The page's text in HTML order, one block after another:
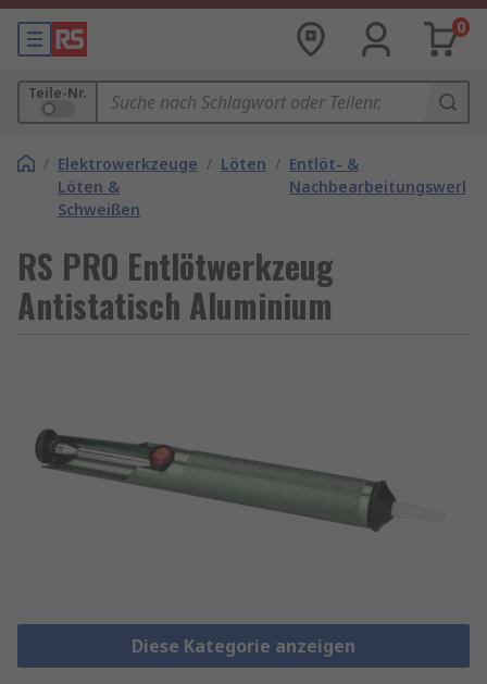
0
Teile-Nr.
/ Elektrowerkzeuge
Löten &
Schweißen
/ Löten / Entlöt- &
RS PRO Entlötwerkzeug
Antistatisch Aluminium
Diese Kategorie anzeigen